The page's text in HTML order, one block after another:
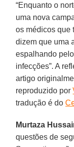
“Enquanto o
uma nova
os médicos que
dizem que uma
espalhando
infecções”. A
artigo
reproduzido por
tradução é do
Murtaza
questões de